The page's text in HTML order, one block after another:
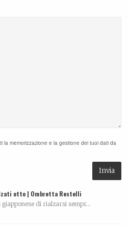
la memorizzazione e la gestione dei tuoi dati da
otto | Ombretta Restelli
di rialzarsi sempr...